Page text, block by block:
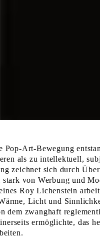
Art-Bewegung
als zu intellektuell,
zeichnet sich durch
von Werbung und
Roy Lichenstein
Licht und
dem zwanghaft
ermöglichte, das